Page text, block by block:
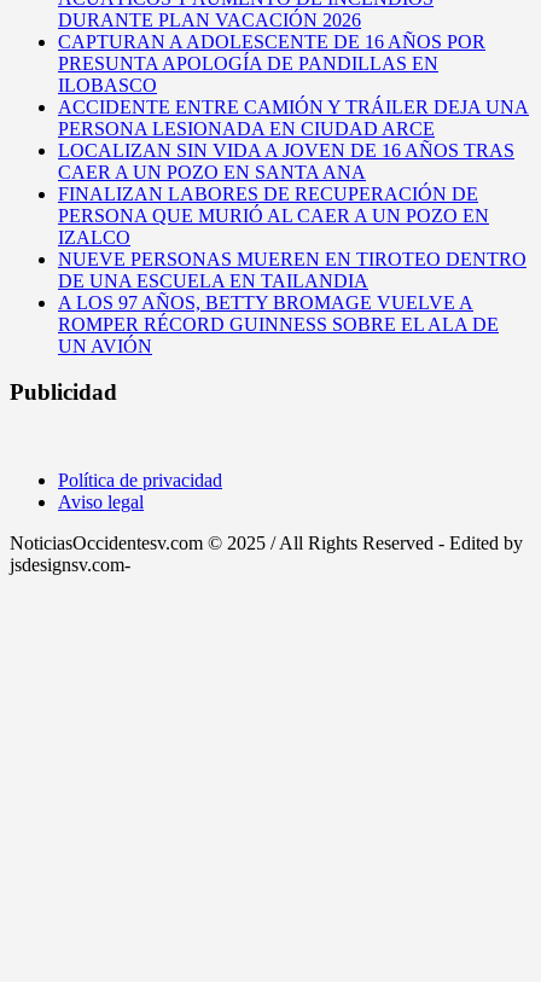
DURANTE PLAN VACACIÓN 2026
CAPTURAN A ADOLESCENTE DE 16 AÑOS POR
PRESUNTA APOLOGÍA DE PANDILLAS EN
ILOBASCO
ACCIDENTE ENTRE CAMIÓN Y TRÁILER DEJA UNA
PERSONA LESIONADA EN CIUDAD ARCE
LOCALIZAN SIN VIDA A JOVEN DE 16 AÑOS TRAS
CAER A UN POZO EN SANTA ANA
FINALIZAN LABORES DE RECUPERACIÓN DE
PERSONA QUE MURIÓ AL CAER A UN POZO EN
IZALCO
NUEVE PERSONAS MUEREN EN TIROTEO DENTRO
DE UNA ESCUELA EN TAILANDIA
A LOS 97 AÑOS, BETTY BROMAGE VUELVE A
ROMPER RÉCORD GUINNESS SOBRE EL ALA DE
UN AVIÓN
Publicidad
Política de privacidad
Aviso legal
NoticiasOccidentesv.com © 2025 / All Rights Reserved - Edited by
jsdesignsv.com-